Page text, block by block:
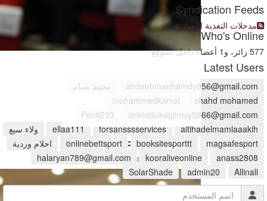
العلاقات العامة
والاستشارات الإعلامية
www.hawkamaq.com
Syndication Feeds
مدخلات التغذية الإخبارية
Who's Online
577 زائر، و1 أعضاء داخل الموقع
Latest Users
abdelrhmanhamdy956@gmail.com
محمد بسام
shahd mohamed
mohammedkamal
arlinddukagjiniuy5666@gmail.com
Ponti233
aitihadelmamlaaakih
forsansssservices
ellaa111
ولاء سبع
magsafesport
booksitesporttt
onlinebettsport
احلام وردية
anass2808
kooraliveonline
halaryan789@gmail.com
Allinall
admin20
SolarShade